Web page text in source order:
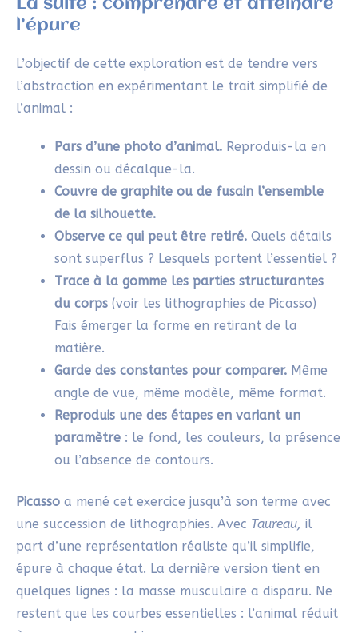
La suite : comprendre et atteindre
l’épure
L’objectif de cette exploration est de tendre vers
l’abstraction en expérimentant le trait simplifié de
l’animal :
Pars d’une photo d’animal. Reproduis-la en
dessin ou décalque-la.
Couvre de graphite ou de fusain l’ensemble
de la silhouette.
Observe ce qui peut être retiré. Quels détails
sont superflus ? Lesquels portent l’essentiel ?
Trace à la gomme les parties structurantes
du corps (voir les lithographies de Picasso)
Fais émerger la forme en retirant de la
matière.
Garde des constantes pour comparer. Même
angle de vue, même modèle, même format.
Reproduis une des étapes en variant un
paramètre : le fond, les couleurs, la présence
ou l’absence de contours.
Picasso a mené cet exercice jusqu’à son terme avec
une succession de lithographies. Avec Taureau, il
part d’une représentation réaliste qu’il simplifie,
épure à chaque état. La dernière version tient en
quelques lignes : la masse musculaire a disparu. Ne
restent que les courbes essentielles : l’animal réduit